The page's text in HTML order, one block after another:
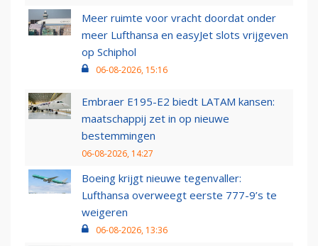
Meer ruimte voor vracht doordat onder
meer Lufthansa en easyJet slots vrijgeven
op Schiphol
06-08-2026, 15:16
Embraer E195-E2 biedt LATAM kansen:
maatschappij zet in op nieuwe
bestemmingen
06-08-2026, 14:27
Boeing krijgt nieuwe tegenvaller:
Lufthansa overweegt eerste 777-9’s te
weigeren
06-08-2026, 13:36